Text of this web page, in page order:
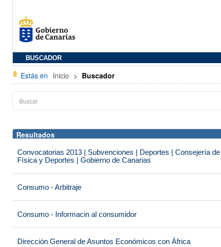
BUSCADOR
Estás en Inicio > Buscador
Resultados
Convocatorias 2013 | Subvenciones | Deportes | Consejería
Física y Deportes | Gobierno de Canarias
Consumo - Arbitraje
Consumo - Informacin al consumidor
Dirección General de Asuntos Económicos con África